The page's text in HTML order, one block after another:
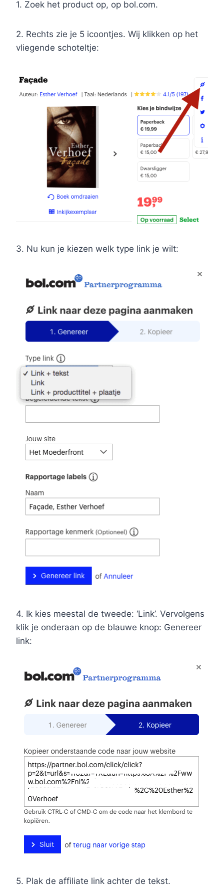
1. Zoek het product op, op bol.com.
2. Rechts zie je 5 icoontjes. Wij klikken op het
vliegende schoteltje:
3. Nu kun je kiezen welk type link je wilt:
4. Ik kies meestal de tweede: ‘Link’. Vervolgens
klik je onderaan op de blauwe knop: Genereer
link:
5. Plak de affiliate link achter de tekst.